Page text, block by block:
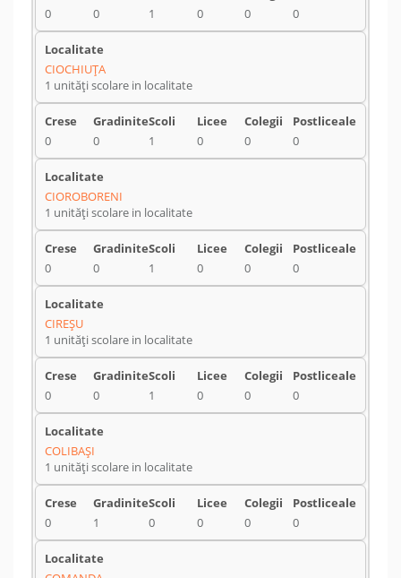
0 0 1 0 0 0
CIOCHIUŢA
1 unități scolare in localitate
0 0 1 0 0 0
CIOROBORENI
1 unități scolare in localitate
0 0 1 0 0 0
CIREŞU
1 unități scolare in localitate
0 0 1 0 0 0
COLIBAŞI
1 unități scolare in localitate
0 1 0 0 0 0